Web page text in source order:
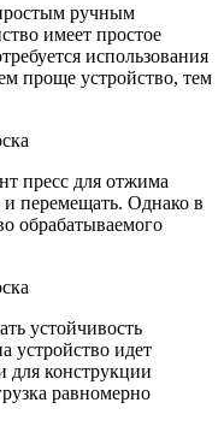
ручным
имеет простое
использования
проще устройство, тем
пресс для отжима
и перемещать. Однако в
обрабатываемого
устойчивость
устройство идет
для конструкции
равномерно